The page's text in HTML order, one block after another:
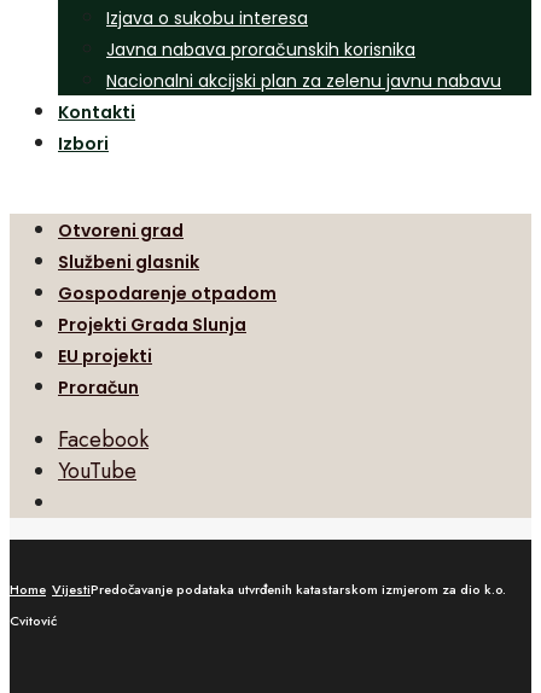
Izjava o sukobu interesa
Javna nabava proračunskih korisnika
Nacionalni akcijski plan za zelenu javnu nabavu
Kontakti
Izbori
Otvoreni grad
Službeni glasnik
Gospodarenje otpadom
Projekti Grada Slunja
EU projekti
Proračun
Facebook
YouTube
Search
Home VijestiPredočavanje podataka utvrđenih katastarskom izmjerom za dio k.o.
Cvitović